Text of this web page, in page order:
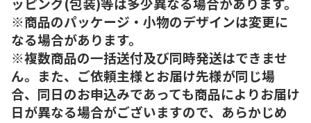
※商品のパッケージ・小物のデザインは変更に
なる場合があります。
※複数商品の一括送付及び同時発送はできませ
ん。また、ご依頼主様とお届け先様が同じ場
合、同日のお申込みであっても商品によりお届け
日が異なる場合がございますので、あらかじめ